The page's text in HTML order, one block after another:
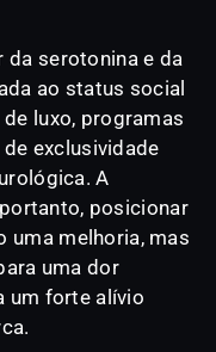
da serotonina e da
ao status social
luxo, programas
exclusividade
A
posicionar
uma melhoria, mas
uma dor
um forte alívio